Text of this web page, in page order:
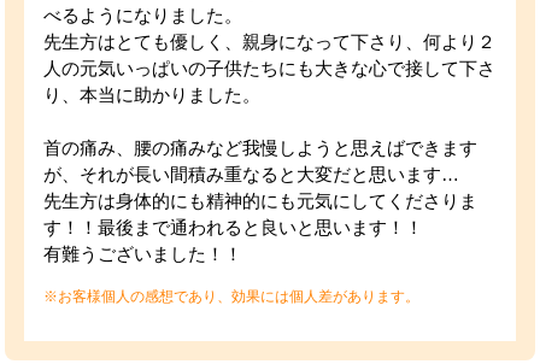
べるようになりました。
先生方はとても優しく、親身になって下さり、何より２
人の元気いっぱいの子供たちにも大きな心で接して下さ
り、本当に助かりました。
首の痛み、腰の痛みなど我慢しようと思えばできます
が、それが長い間積み重なると大変だと思います…
先生方は身体的にも精神的にも元気にしてくださりま
す！！最後まで通われると良いと思います！！
有難うございました！！
※お客様個人の感想であり、効果には個人差があります。